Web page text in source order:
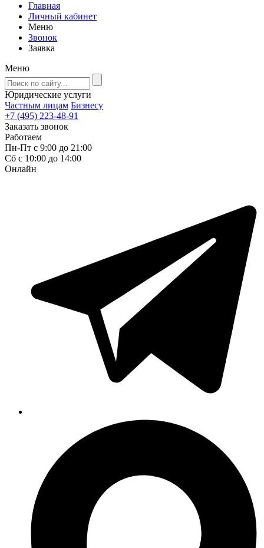
Главная
Личный кабинет
Меню
Звонок
Заявка
Меню
Юридические услуги
Частным лицам Бизнесу
+7 (495) 223-48-91
Заказать звонок
Работаем
Пн-Пт с 9:00 до 21:00
Сб с 10:00 до 14:00
Онлайн